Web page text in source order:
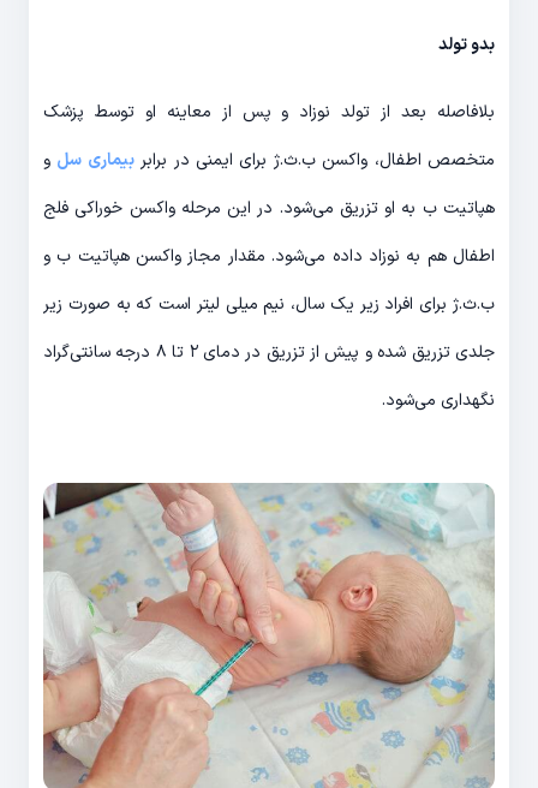
بدو تولد
بلافاصله بعد از تولد نوزاد و پس از معاینه او توسط پزشک
متخصص اطفال، واکسن ب.ث.ژ برای ایمنی در برابربیماری سل و
هپاتیت ب به او تزریق می‌شود. در این مرحله واکسن خوراکی فلج
اطفال هم به نوزاد داده می‌شود. مقدار مجاز واکسن هپاتیت ب و
ب.ث.ژ برای افراد زیر یک سال، نیم میلی لیتر است که به صورت زیر
جلدی تزریق شده و پیش از تزریق در دمای ۲ تا ۸ درجه سانتی‌گراد
نگهداری می‌شود.